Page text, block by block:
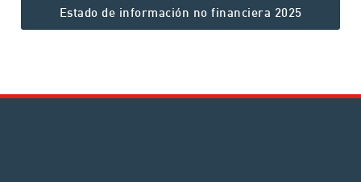
Estado de información no financiera 2025